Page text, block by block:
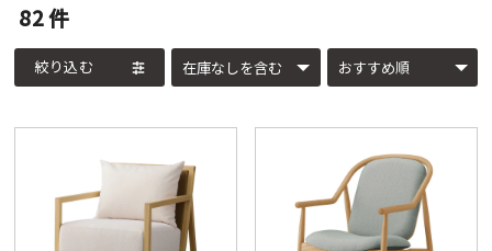
82件
絞り込む